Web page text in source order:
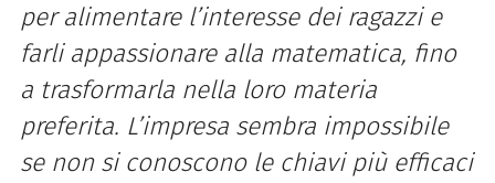
per alimentare l’interesse dei ragazzi e
farli appassionare alla matematica, fino
a trasformarla nella loro materia
preferita. L’impresa sembra impossibile
se non si conoscono le chiavi più efficaci